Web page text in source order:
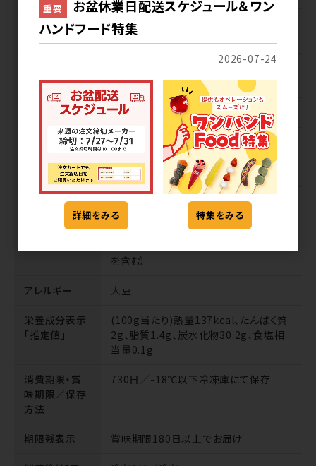
1個サイズ(入
数)／寸法
1kg／約80個入／-
イズ(mm)
注文単位 ケース:12袋 バラ:1袋
ケースサイズ
530×330×260／-
原材料名
砂糖（国内製造）、きな粉、甘藷澱粉、黒
糖、本わらび粉、食塩／加工澱粉、トレハ
ロース、甘味料（ソルビトール）、酵素、乳
を含む）
アレルギー 大豆
栄養成分表示
「推定値」
(100g当たり)熱量137kcal、たんぱく質
2g、脂質1.4g、炭水化物30.2g、食塩相
当量0.1g
消費期限・賞
味期限／保存
方法
730日／-18℃以下冷凍庫にて保存
期限残表示 賞味期限180日以上でお届け
重要
お盆休業日配送スケジュール＆ワン
ハンドフード特集
2026-07-24
詳細をみる 特集をみる